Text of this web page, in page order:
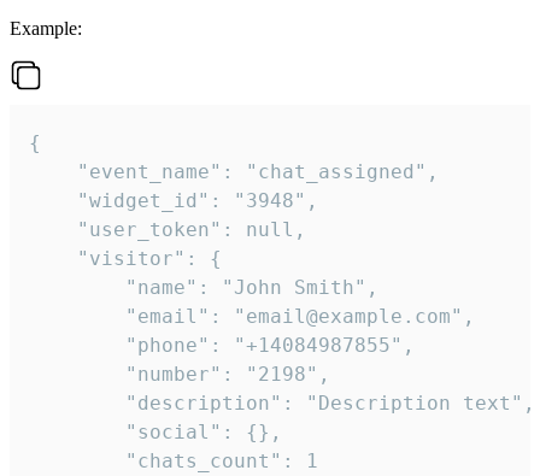
Example:
{
    "event_name": "chat_assigned",
    "widget_id": "3948",
    "user_token": null,
    "visitor": {
        "name": "John Smith",
        "email": "email@example.com",
        "phone": "+14084987855",
        "number": "2198",
        "description": "Description text",
        "social": {},
        "chats_count": 1